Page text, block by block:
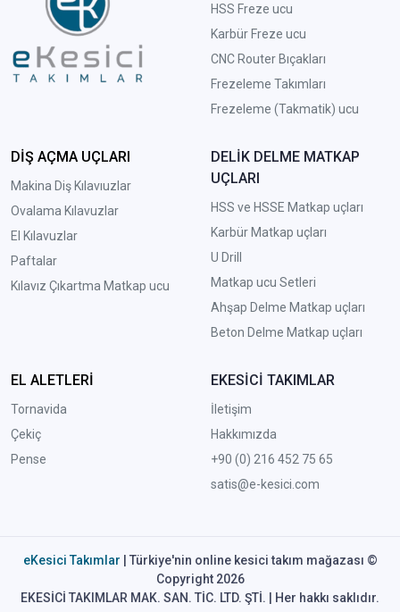
HSS Freze ucu
Karbür Freze ucu
CNC Router Bıçakları
Frezeleme Takımları
Frezeleme (Takmatik) ucu
DİŞ AÇMA UÇLARI
Makina Diş Kılavıuzlar
Ovalama Kılavuzlar
El Kılavuzlar
Paftalar
Kılavız Çıkartma Matkap ucu
DELİK DELME MATKAP
UÇLARI
HSS ve HSSE Matkap uçları
Karbür Matkap uçları
U Drill
Matkap ucu Setleri
Ahşap Delme Matkap uçları
Beton Delme Matkap uçları
EL ALETLERİ
Tornavida
Çekiç
Pense
EKESİCİ TAKIMLAR
İletişim
Hakkımızda
+90 (0) 216 452 75 65
satis@e-kesici.com
eKesici Takımlar | Türkiye'nin online kesici takım mağazası ©
Copyright 2026
EKESİCİ TAKIMLAR MAK. SAN. TİC. LTD. ŞTİ. | Her hakkı saklıdır.